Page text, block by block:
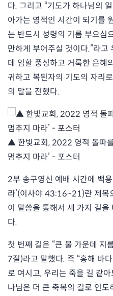
다. 그리고 “기도가 하나님의
아가는 영적인 시간이 되기를
는 반드시 성령의 기름 부으심
만하게 부어주실 것이다.”라
데 임할 풍성하고 거룩한 은혜
귀하고 복된자의 기도의 자리
의 말을 전했다.
▲ 한빛교회, 2022 영적 돌파
멈추지 마라’ - 포스터
2부 송구영신 예배 시간에 백
라’(이사야 43:16~21)란 제목
이 말씀을 통해서 세 가지 길
다.
첫 번째 길은 “큰 물 가운데
7절)라고 말했다. 즉 “홍해 바
로 여시고, 우리는 죽을 길 같
나님은 더 큰 축복의 길로 인도